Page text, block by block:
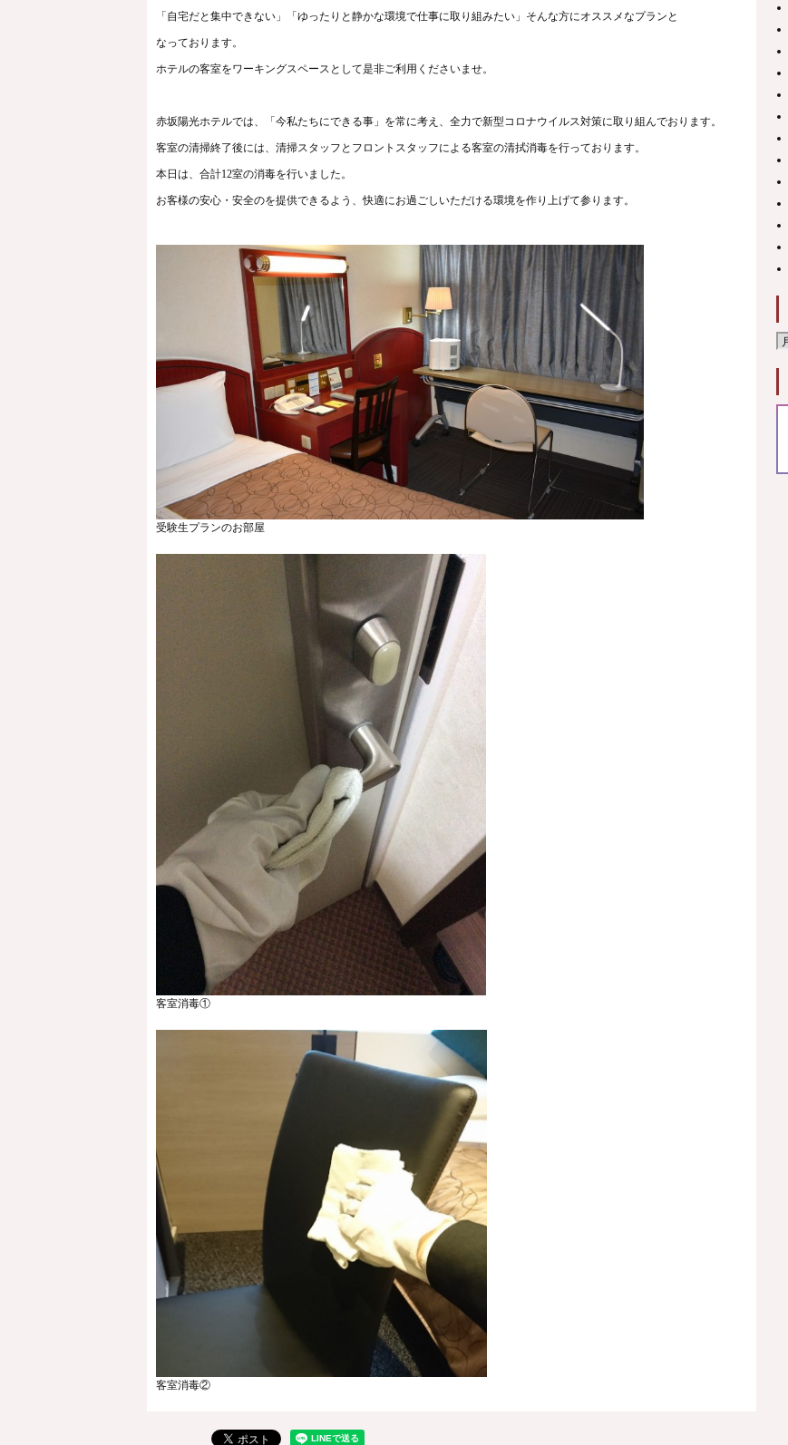
「自宅だと集中できない」「ゆったりと静かな環境で仕事に取り組みたい」そんな方にオススメなプランと
なっております。
ホテルの客室をワーキングスペースとして是非ご利用くださいませ。
赤坂陽光ホテルでは、 「今私たちにできる事」を常に考え、全力で新型コロナウイルス対策に取り組んでおります。
客室の清掃終了後には、清掃スタッフとフロントスタッフによる客室の清拭消毒を行っております。
本日は、合計12室の消毒を行いました。
お客様の安心・安全のを提供できるよう、快適にお過ごしいただける環境を作り上げて参ります。
受験生プランのお部屋
客室消毒①
客室消毒②